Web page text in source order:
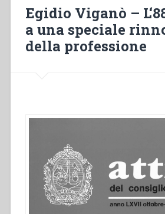
Egidio Viganò –
a una speciale
della professione